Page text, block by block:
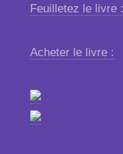
Feuilletez le livre :
Acheter le livre :